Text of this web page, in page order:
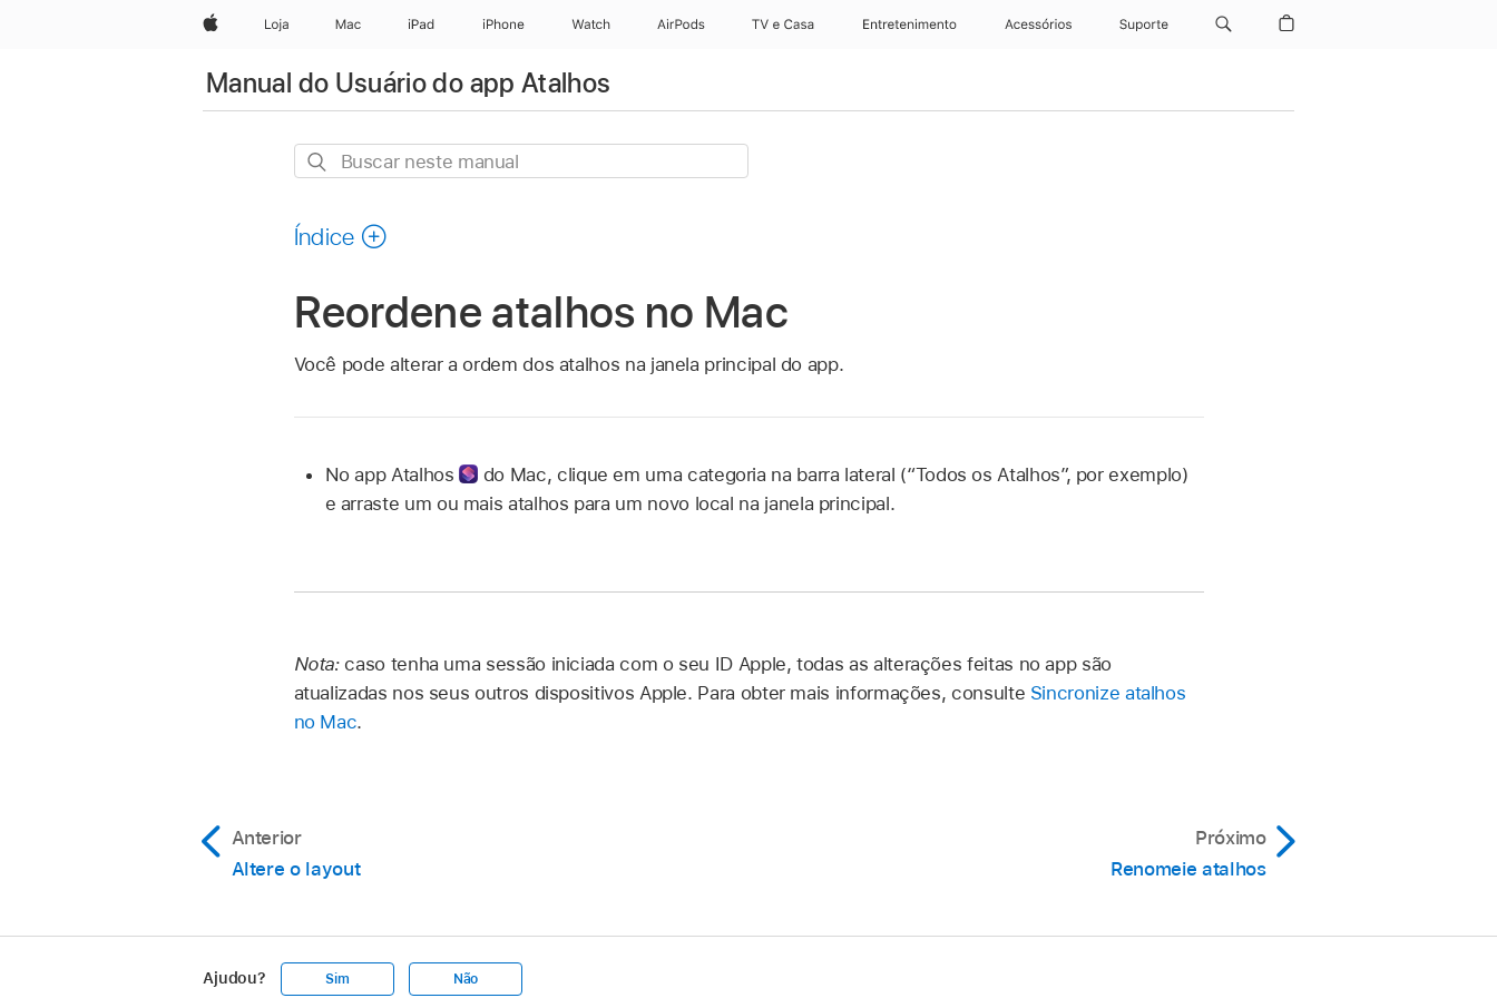
AppleLoja Mac iPad iPhone Apple Watch AirPods TV e Casa Entretenimento Acessórios Suporte
Manual do Usuário do app Atalhos
Buscar
Índice
Reordene atalhos no Mac
Você pode alterar a ordem dos atalhos na janela principal do app.
Noapp Atalhos
do Mac, clique em uma categoria na barra lateral (“Todos os Atalhos”, por exemplo)
e arraste um ou mais atalhos para um novo local na janela principal.
Nota: caso tenha uma sessão iniciada com o seu ID Apple, todas as alterações feitas no app são
atualizadas nos seus outros dispositivos Apple. Para obter mais informações, consulte Sincronize atalhos
no Mac.
Anterior
Altere o layout
Próximo
Renomeie atalhos
Ajudou? Sim Não